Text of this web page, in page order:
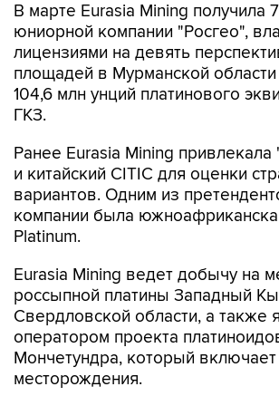
В марте Eurasia Mining получила
юниорной компании "Росгео",
лицензиями на девять
площадей в Мурманской области
104,6 млн унций платинового
ГКЗ.
Ранее Eurasia Mining привлекала
и китайский CITIC для оценки
вариантов. Одним из
компании была
Platinum.
Eurasia Mining ведет добычу на
россыпной платины Западный
Свердловской области, а также
оператором проекта
Мончетундра, который
месторождения.